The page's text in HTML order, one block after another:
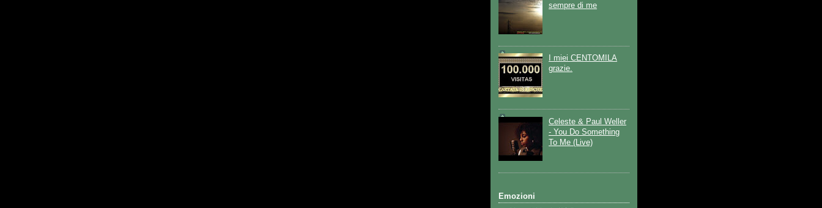
sempre di me
I miei CENTOMILA
grazie.
Celeste & Paul Weller
- You Do Something
To Me (Live)
Emozioni